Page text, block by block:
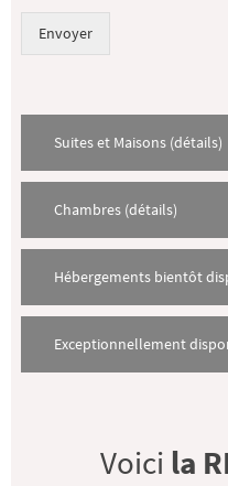
Envoyer
Suites et Maisons (détails)
Chambres (détails)
Hébergements bientôt
Exceptionnellement
Voici la